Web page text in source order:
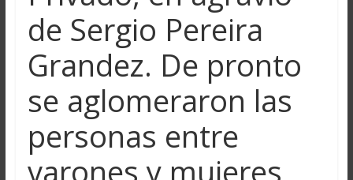
de Sergio Pereira
Grandez. De pronto
se aglomeraron las
personas entre
varones y mujeres